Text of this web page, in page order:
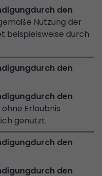
Nutzung der
beispielsweise durch
Erlaubnis
genutzt.